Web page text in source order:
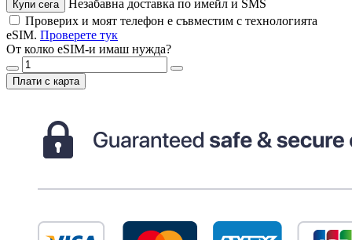
Купи сега
Незабавна доставка по имейл и SMS
Проверих и моят телефон е съвместим с технологията
eSIM. Проверете тук
От колко eSIM-и имаш нужда?
Плати с карта